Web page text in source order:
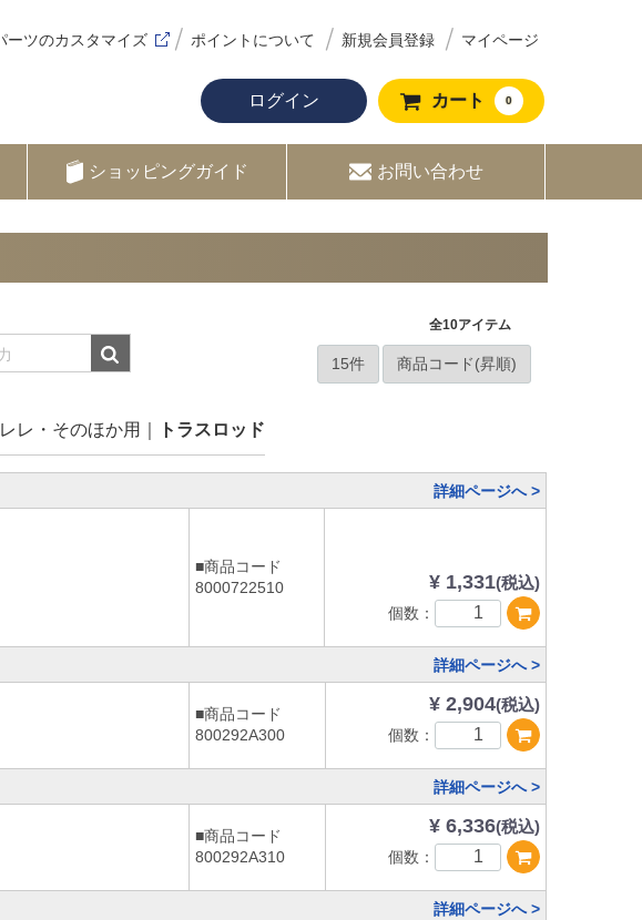
ーツのカスタマイズ ポイントについて 新規会員登録 マイページ
カート 0
ログイン
ショッピングガイド お問い合わせ
全10アイテム
レ・そのほか用 トラスロッド
詳細ページへ >
■商品コード
8000722510
¥ 1,331(税込)
個数：
詳細ページへ >
■商品コード
800292A300
¥ 2,904(税込)
個数：
詳細ページへ >
■商品コード
800292A310
¥ 6,336(税込)
個数：
詳細ページへ >